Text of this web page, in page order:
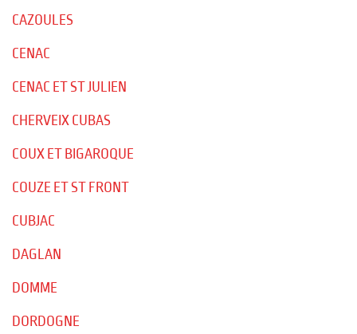
CAZOULES
CENAC
CENAC ET ST JULIEN
CHERVEIX CUBAS
COUX ET BIGAROQUE
COUZE ET ST FRONT
CUBJAC
DAGLAN
DOMME
DORDOGNE